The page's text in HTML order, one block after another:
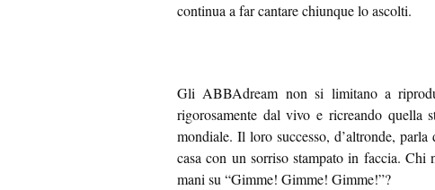
continua a far cantare chiunque lo ascolti.
Gli ABBAdream non si limitano a
rigorosamente dal vivo e ricreando quella
mondiale. Il loro successo, d’altronde,
casa con un sorriso stampato in faccia.
mani su “Gimme! Gimme! Gimme!”?